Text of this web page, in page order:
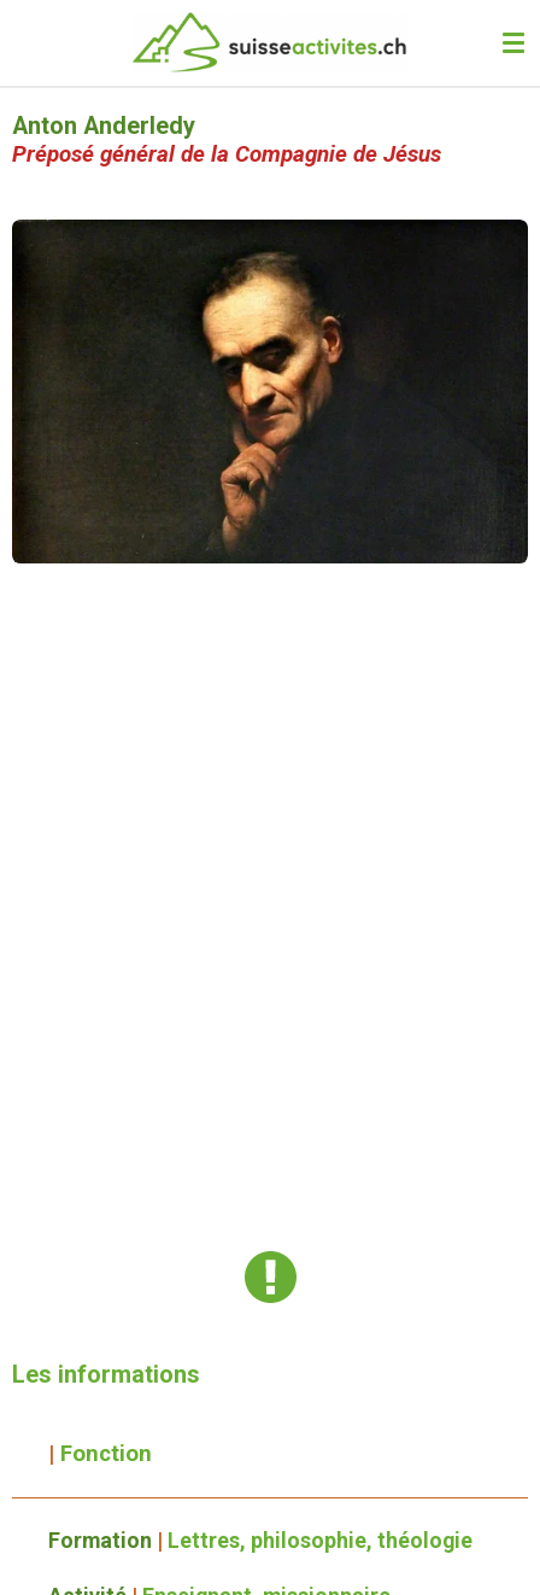
principal
Anton Anderledy
Préposé général de la Compagnie de Jésus
Les informations
| Fonction
Formation | Lettres, philosophie, théologie